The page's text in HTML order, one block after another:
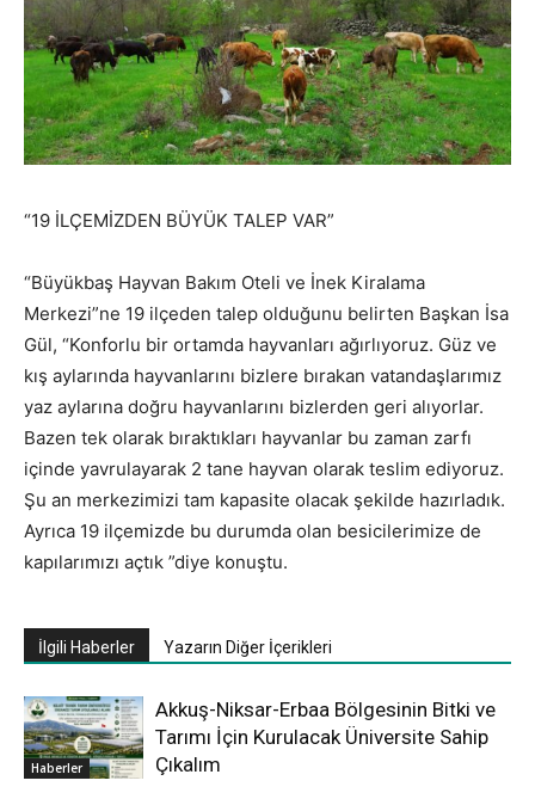
“19 İLÇEMİZDEN BÜYÜK TALEP VAR”
“Büyükbaş Hayvan Bakım Oteli ve İnek Kiralama
Merkezi”ne 19 ilçeden talep olduğunu belirten Başkan İsa
Gül, “Konforlu bir ortamda hayvanları ağırlıyoruz. Güz ve
kış aylarında hayvanlarını bizlere bırakan vatandaşlarımız
yaz aylarına doğru hayvanlarını bizlerden geri alıyorlar.
Bazen tek olarak bıraktıkları hayvanlar bu zaman zarfı
içinde yavrulayarak 2 tane hayvan olarak teslim ediyoruz.
Şu an merkezimizi tam kapasite olacak şekilde hazırladık.
Ayrıca 19 ilçemizde bu durumda olan besicilerimize de
kapılarımızı açtık ”diye konuştu.
İlgili Haberler Yazarın Diğer İçerikleri
Haberler
Akkuş-Niksar-Erbaa Bölgesinin Bitki ve
Tarımı İçin Kurulacak Üniversite Sahip
Çıkalım